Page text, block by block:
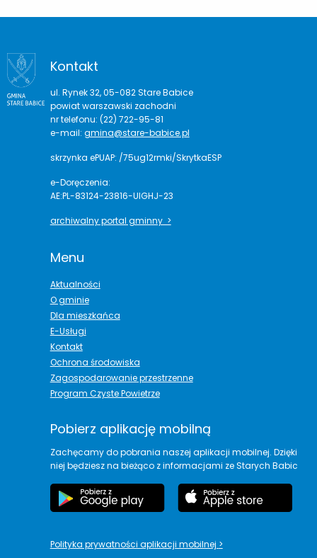
Kontakt
ul. Rynek 32, 05-082 Stare Babice
powiat warszawski zachodni
nr telefonu: (22) 722-95-81
e-mail: gmina@stare-babice.pl
skrzynka ePUAP: /75ug12rmki/SkrytkaESP
e-Doręczenia:
AE:PL-83124-23816-UIGHJ-23
archiwalny portal gminny >
Menu
Aktualności
O gminie
Dla mieszkańca
E-Usługi
Kontakt
Ochrona środowiska
Zagospodarowanie przestrzenne
Program Czyste Powietrze
Pobierz aplikację mobilną
Zachęcamy do pobrania naszej aplikacji mobilnej. Dzięki
niej będziesz na bieżąco z informacjami ze Starych Babic
Polityka prywatności aplikacji mobilnej >